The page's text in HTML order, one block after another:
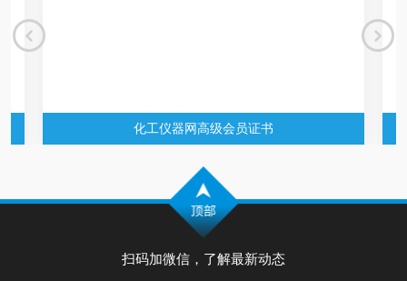
化工仪器网高级会员证书
扫码加微信，了解最新动态